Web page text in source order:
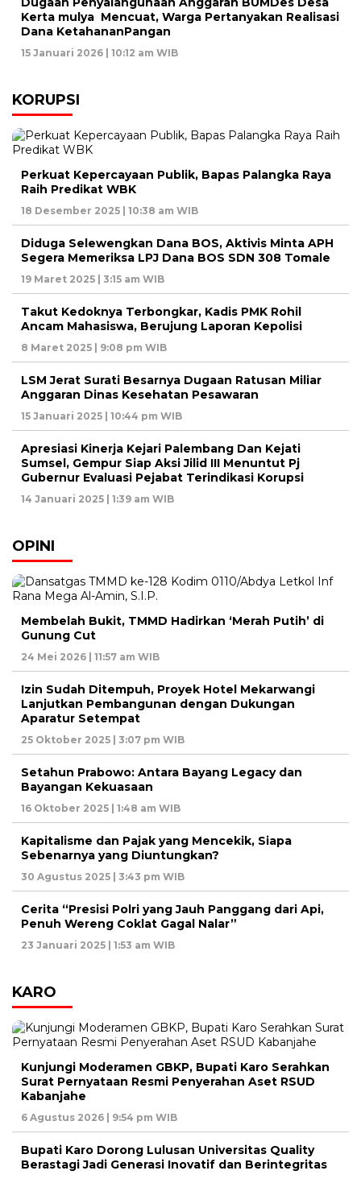
Kerta mulya Mencuat, Warga Pertanyakan Realisasi
Dana KetahananPangan
15 Januari 2026 | 10:12 am WIB
KORUPSI
Perkuat Kepercayaan Publik, Bapas Palangka Raya
Raih Predikat WBK
18 Desember 2025 | 10:38 am WIB
Diduga Selewengkan Dana BOS, Aktivis Minta APH
Segera Memeriksa LPJ Dana BOS SDN 308 Tomale
19 Maret 2025 | 3:15 am WIB
Takut Kedoknya Terbongkar, Kadis PMK Rohil
Ancam Mahasiswa, Berujung Laporan Kepolisi
8 Maret 2025 | 9:08 pm WIB
LSM Jerat Surati Besarnya Dugaan Ratusan Miliar
Anggaran Dinas Kesehatan Pesawaran
15 Januari 2025 | 10:44 pm WIB
Apresiasi Kinerja Kejari Palembang Dan Kejati
Sumsel, Gempur Siap Aksi Jilid III Menuntut Pj
Gubernur Evaluasi Pejabat Terindikasi Korupsi
14 Januari 2025 | 1:39 am WIB
OPINI
Membelah Bukit, TMMD Hadirkan ‘Merah Putih’ di
Gunung Cut
24 Mei 2026 | 11:57 am WIB
Izin Sudah Ditempuh, Proyek Hotel Mekarwangi
Lanjutkan Pembangunan dengan Dukungan
Aparatur Setempat
25 Oktober 2025 | 3:07 pm WIB
Setahun Prabowo: Antara Bayang Legacy dan
Bayangan Kekuasaan
16 Oktober 2025 | 1:48 am WIB
Kapitalisme dan Pajak yang Mencekik, Siapa
Sebenarnya yang Diuntungkan?
30 Agustus 2025 | 3:43 pm WIB
Cerita “Presisi Polri yang Jauh Panggang dari Api,
Penuh Wereng Coklat Gagal Nalar”
23 Januari 2025 | 1:53 am WIB
KARO
Kunjungi Moderamen GBKP, Bupati Karo Serahkan
Surat Pernyataan Resmi Penyerahan Aset RSUD
Kabanjahe
6 Agustus 2026 | 9:54 pm WIB
Bupati Karo Dorong Lulusan Universitas Quality
Berastagi Jadi Generasi Inovatif dan Berintegritas